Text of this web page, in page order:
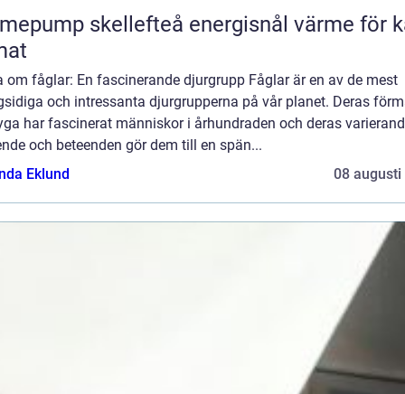
skellefteå energisnål värme för kallt
om fåglar: En fascinerande djurgrupp Fåglar är en av de mest
och intressanta djurgrupperna på vår planet. Deras
har fascinerat människor i århundraden och deras
och beteenden gör dem till en spän...
Eklund
08 augusti